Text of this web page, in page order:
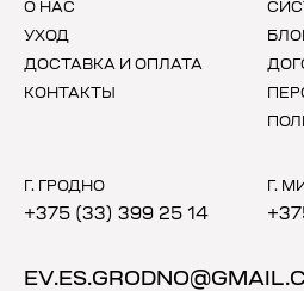
О НАС
УХОД
ДОСТАВКА И ОПЛАТА
КОНТАКТЫ
БЛОГ
Г. ГРОДНО
+375 (33) 399 25 14
Г.